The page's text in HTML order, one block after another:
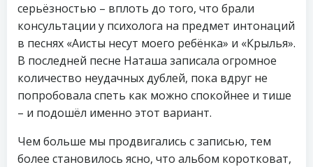
серьёзностью – вплоть до того, что брали
консультации у психолога на предмет интонаций
в песнях «Аисты несут моего ребёнка» и «Крылья».
В последней песне Наташа записала огромное
количество неудачных дублей, пока вдруг не
попробовала спеть как можно спокойнее и тише
– и подошёл именно этот вариант.
Чем больше мы продвигались с записью, тем
более становилось ясно, что альбом коротковат,